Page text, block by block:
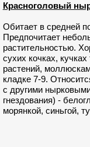
Красноголовый
Обитает в средней
Предпочитает
растительностью.
сухих кочках,
растений,
кладке 7-9.
с другими
гнездования) -
морянкой, синьгой,